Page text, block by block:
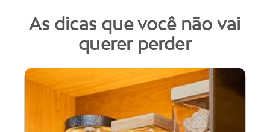
As dicas que você não vai
querer perder